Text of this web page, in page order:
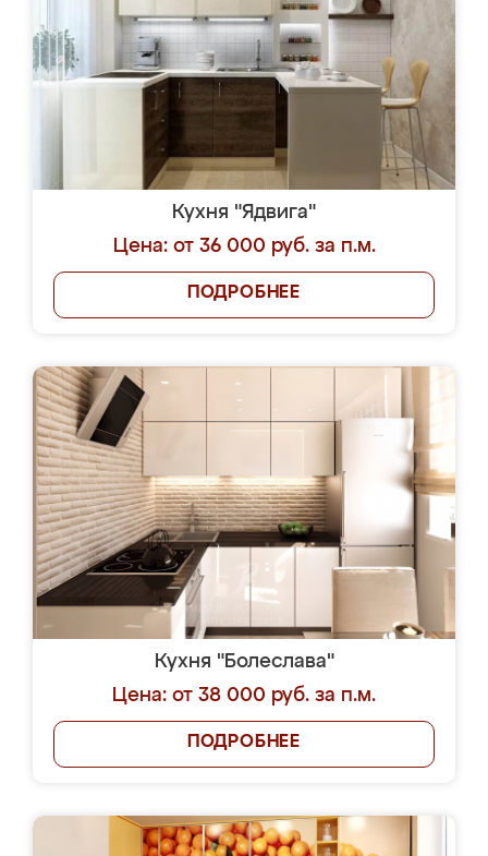
Кухня "Ядвига"
Цена: от 36 000 руб. за п.м.
ПОДРОБНЕЕ
Кухня "Болеслава"
Цена: от 38 000 руб. за п.м.
ПОДРОБНЕЕ